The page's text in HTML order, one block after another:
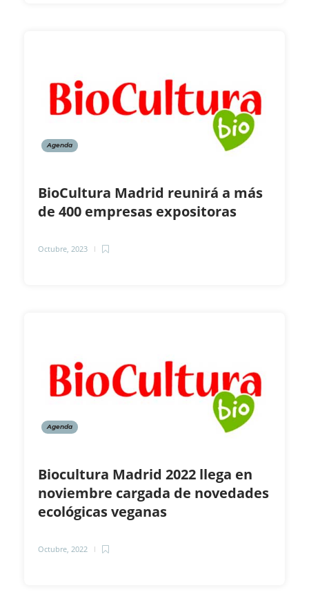
Agenda
BioCultura Madrid reunirá a más
de 400 empresas expositoras
Octubre, 2023
Agenda
Biocultura Madrid 2022 llega en
noviembre cargada de novedades
ecológicas veganas
Octubre, 2022